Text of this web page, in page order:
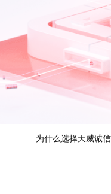
为什么选择天威诚信